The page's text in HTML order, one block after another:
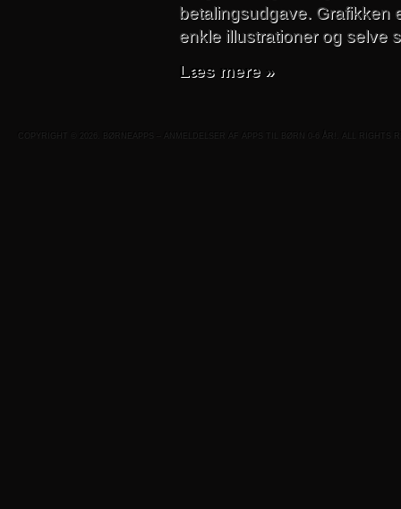
betalingsudgave. Grafikken
enkle illustrationer og selve
Læs mere »
COPYRIGHT © 2026. BØRNEAPPS – ANMELDELSER AF APPS TIL BØRN 0-6 ÅR!. ALL RIGHTS